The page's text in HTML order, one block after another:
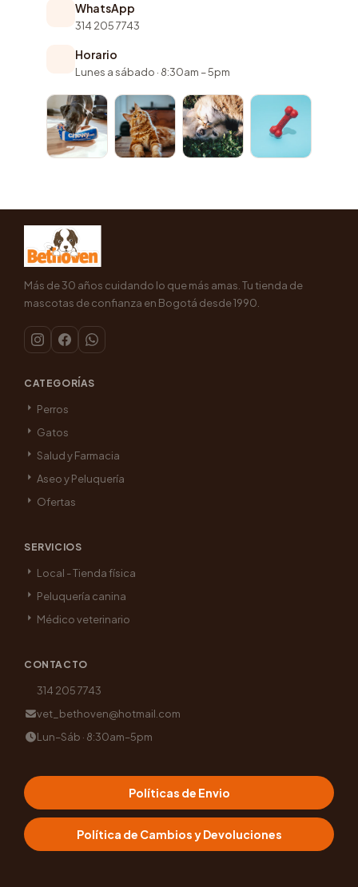
WhatsApp
314 205 7743
Horario
Lunes a sábado · 8:30am – 5pm
Más de 30 años cuidando lo que más amas. Tu tienda de
mascotas de confianza en Bogotá desde 1990.
CATEGORÍAS
Perros
Gatos
Salud y Farmacia
Aseo y Peluquería
Ofertas
SERVICIOS
Local - Tienda física
Peluquería canina
Médico veterinario
CONTACTO
314 205 7743
vet_bethoven@hotmail.com
Lun–Sáb · 8:30am–5pm
Políticas de Envio
Política de Cambios y Devoluciones